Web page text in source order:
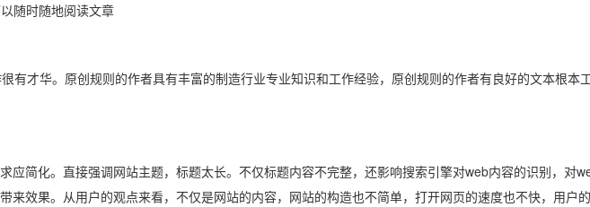
随时随地阅读文章
才华。原创规则的作者具有丰富的制造行业专业知识和工作经验，原创规则的作者有良好的文本根本
化。直接强调网站主题，标题太长。不仅标题内容不完整，还影响搜索引擎对web内容的识别，对
效果。从用户的观点来看，不仅是网站的内容，网站的构造也不简单，打开网页的速度也不快，用户